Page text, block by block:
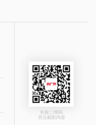
长按二维码
关注精彩内容